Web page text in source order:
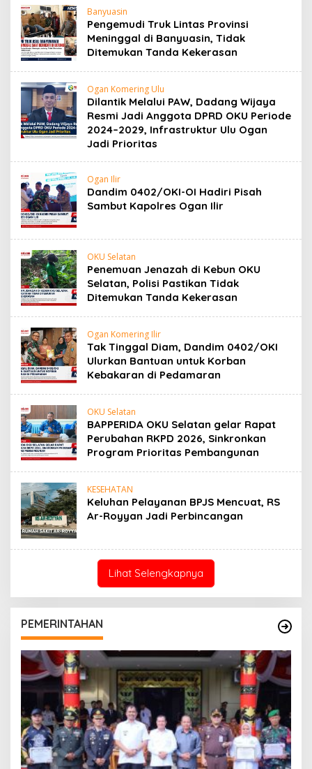
Banyuasin
Pengemudi Truk Lintas Provinsi
Meninggal di Banyuasin, Tidak
Ditemukan Tanda Kekerasan
Ogan Komering Ulu
Dilantik Melalui PAW, Dadang Wijaya
Resmi Jadi Anggota DPRD OKU Periode
2024–2029, Infrastruktur Ulu Ogan
Jadi Prioritas
Ogan Ilir
Dandim 0402/OKI-OI Hadiri Pisah
Sambut Kapolres Ogan Ilir
OKU Selatan
Penemuan Jenazah di Kebun OKU
Selatan, Polisi Pastikan Tidak
Ditemukan Tanda Kekerasan
Ogan Komering Ilir
Tak Tinggal Diam, Dandim 0402/OKI
Ulurkan Bantuan untuk Korban
Kebakaran di Pedamaran
OKU Selatan
BAPPERIDA OKU Selatan gelar Rapat
Perubahan RKPD 2026, Sinkronkan
Program Prioritas Pembangunan
KESEHATAN
Keluhan Pelayanan BPJS Mencuat, RS
Ar-Royyan Jadi Perbincangan
Lihat Selengkapnya
PEMERINTAHAN